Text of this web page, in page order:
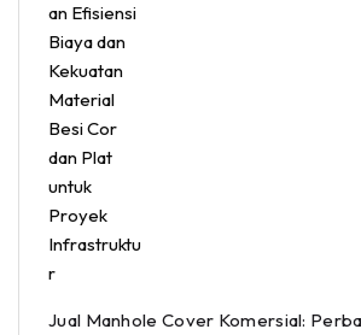
Jual Manhole Cover Komersial: